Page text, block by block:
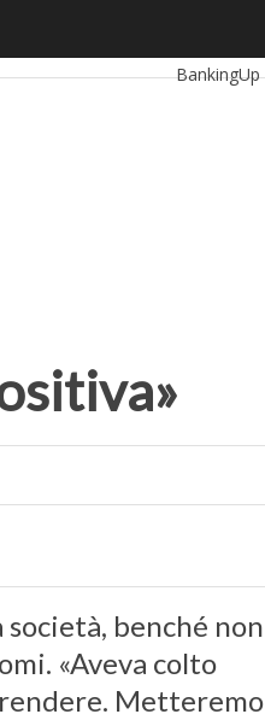
BankingUp
benché non
«Aveva colto
Metteremo